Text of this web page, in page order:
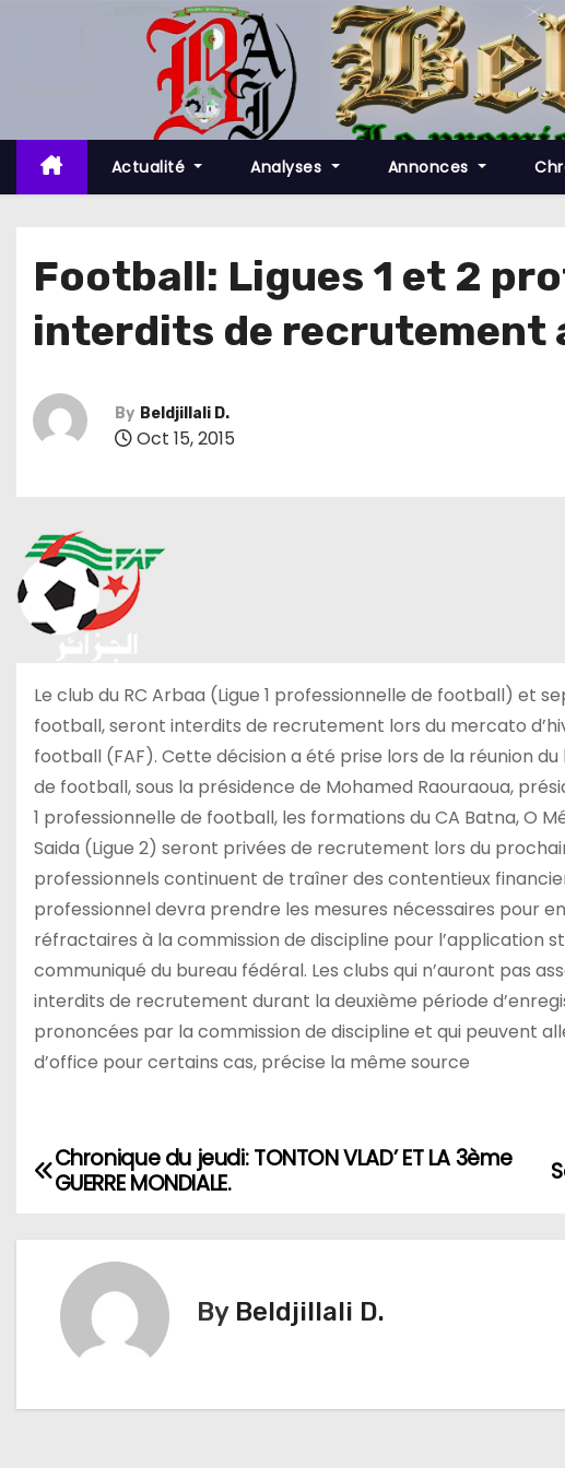
t
c
Actualité Analyses Annonces
Football: Ligues 1 et 2
interdits de recrutement
By Beldjillali D.
Oct 15, 2015
Le club du RC Arbaa (Ligue 1 professionnelle de football) et
football, seront interdits de recrutement lors du mercato
football (FAF). Cette décision a été prise lors de la réunion
de football, sous la présidence de Mohamed Raouraoua,
1 professionnelle de football, les formations du CA Batna, O
Saida (Ligue 2) seront privées de recrutement lors du
professionnels continuent de traîner des contentieux
professionnel devra prendre les mesures nécessaires pour
réfractaires à la commission de discipline pour l’application
communiqué du bureau fédéral. Les clubs qui n’auront pas
interdits de recrutement durant la deuxième période
prononcées par la commission de discipline et qui peuvent
d’office pour certains cas, précise la même source
NChronique du jeudi: TONTON VLAD’ ET LA 3ème
GUERRE MONDIALE.
By Beldjillali D.